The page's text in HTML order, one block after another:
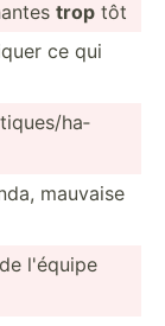
trop tôt
ce qui
ha­
mauvaise
l'équipe